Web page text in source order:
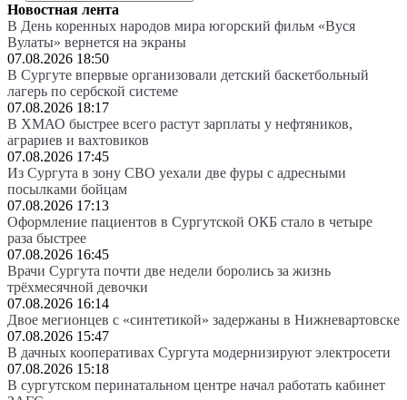
Новостная лента
В День коренных народов мира югорский фильм «Вуся
Вулаты» вернется на экраны
07.08.2026 18:50
В Сургуте впервые организовали детский баскетбольный
лагерь по сербской системе
07.08.2026 18:17
В ХМАО быстрее всего растут зарплаты у нефтяников,
аграриев и вахтовиков
07.08.2026 17:45
Из Сургута в зону СВО уехали две фуры с адресными
посылками бойцам
07.08.2026 17:13
Оформление пациентов в Сургутской ОКБ стало в четыре
раза быстрее
07.08.2026 16:45
Врачи Сургута почти две недели боролись за жизнь
трёхмесячной девочки
07.08.2026 16:14
Двое мегионцев с «синтетикой» задержаны в Нижневартовске
07.08.2026 15:47
В дачных кооперативах Сургута модернизируют электросети
07.08.2026 15:18
В сургутском перинатальном центре начал работать кабинет